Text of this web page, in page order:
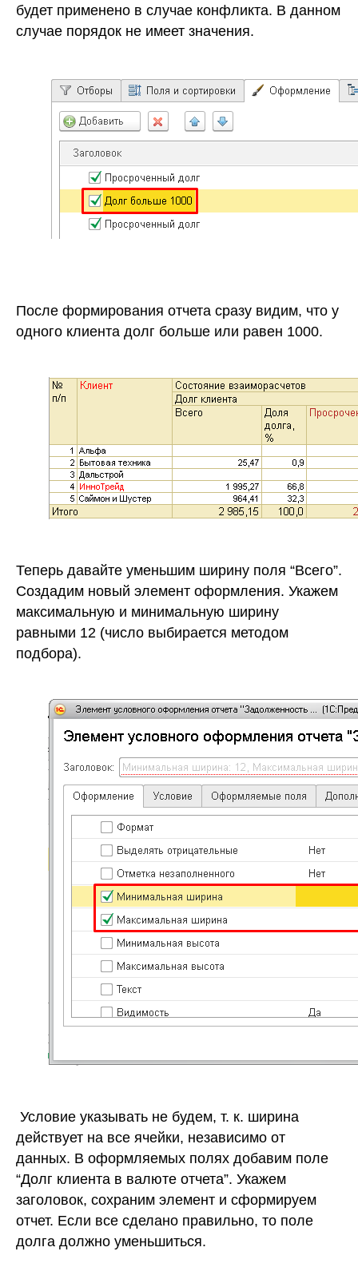
будет применено в случае конфликта. В данном
случае порядок не имеет значения.
После формирования отчета сразу видим, что у
одного клиента долг больше или равен 1000.
Теперь давайте уменьшим ширину поля “Всего”.
Создадим новый элемент оформления. Укажем
максимальную и минимальную ширину
равными 12 (число выбирается методом
подбора).
Условие указывать не будем, т. к. ширина
действует на все ячейки, независимо от
данных. В оформляемых полях добавим поле
“Долг клиента в валюте отчета”. Укажем
заголовок, сохраним элемент и сформируем
отчет. Если все сделано правильно, то поле
долга должно уменьшиться.